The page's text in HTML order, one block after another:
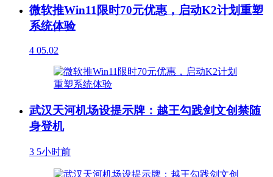
微软推Win11限时70元优惠，启动K2计划重塑
系统体验
4 05.02
武汉天河机场设提示牌：越王勾践剑文创禁随
身登机
3 5小时前